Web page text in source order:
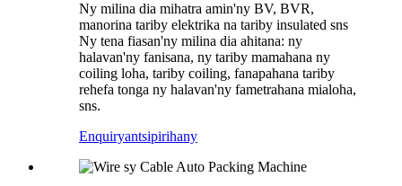
Ny milina dia mihatra amin'ny BV, BVR,
manorina tariby elektrika na tariby insulated sns
Ny tena fiasan'ny milina dia ahitana: ny
halavan'ny fanisana, ny tariby mamahana ny
coiling loha, tariby coiling, fanapahana tariby
rehefa tonga ny halavan'ny fametrahana mialoha,
sns.
Enquiryantsipirihany